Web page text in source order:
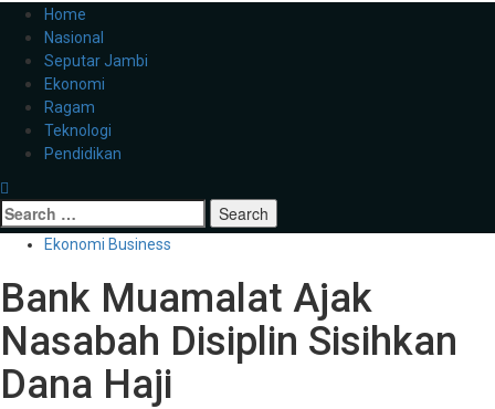
Home
Nasional
Seputar Jambi
Ekonomi
Ragam
Teknologi
Pendidikan
Ekonomi Business
Bank Muamalat Ajak
Nasabah Disiplin Sisihkan
Dana Haji